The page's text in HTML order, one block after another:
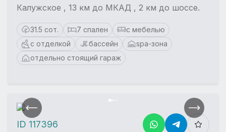
Калужское , 13 км до МКАД , 2 км до шоссе.
31.5 сот. 7 спален
с мебелью
с отделкой
бассейн
spa-зона
отдельно стоящий гараж
ID 117396